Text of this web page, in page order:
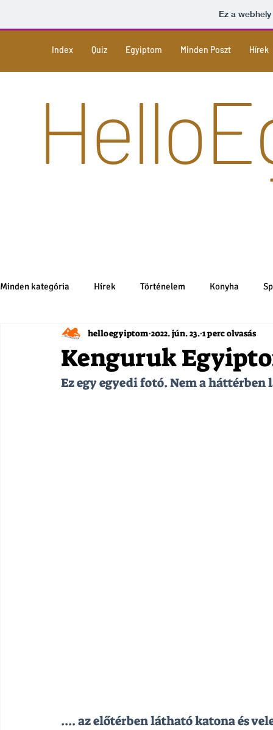
Ez a
Index Quiz Egyiptom Minden Poszt Hírek
Hello
Minden kategória Hírek Történelem Konyha
Kenguruk
helloegyiptom 2022. jún. 23. 1 perc olvasás
Ez egy egyedi fotó. Nem a
.... az előtérben látható katona és